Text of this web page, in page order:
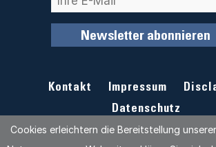
Newsletter abonnieren
Kontakt Impressum
Datenschutz
Cookies erleichtern die Bereitstellung